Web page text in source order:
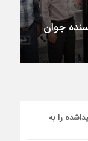
و دهاقان
شهرستان
جوان
را به